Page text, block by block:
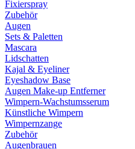
Fixierspray
Zubehör
Augen
Sets & Paletten
Mascara
Lidschatten
Kajal & Eyeliner
Eyeshadow Base
Augen Make-up Entferner
Wimpern-Wachstumsserum
Künstliche Wimpern
Wimpernzange
Zubehör
Augenbrauen